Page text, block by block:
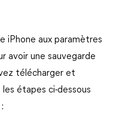
iPhone aux paramètres
avoir une sauvegarde
télécharger et
étapes ci-dessous